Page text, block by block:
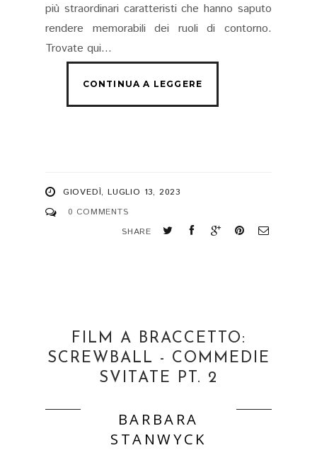
più straordinari caratteristi che hanno saputo
rendere memorabili dei ruoli di contorno.
Trovate qui...
GIOVEDÌ, LUGLIO 13, 2023
0 COMMENTS
SHARE
FILM A BRACCETTO:
SCREWBALL - COMMEDIE
SVITATE PT. 2
BARBARA
STANWYCK